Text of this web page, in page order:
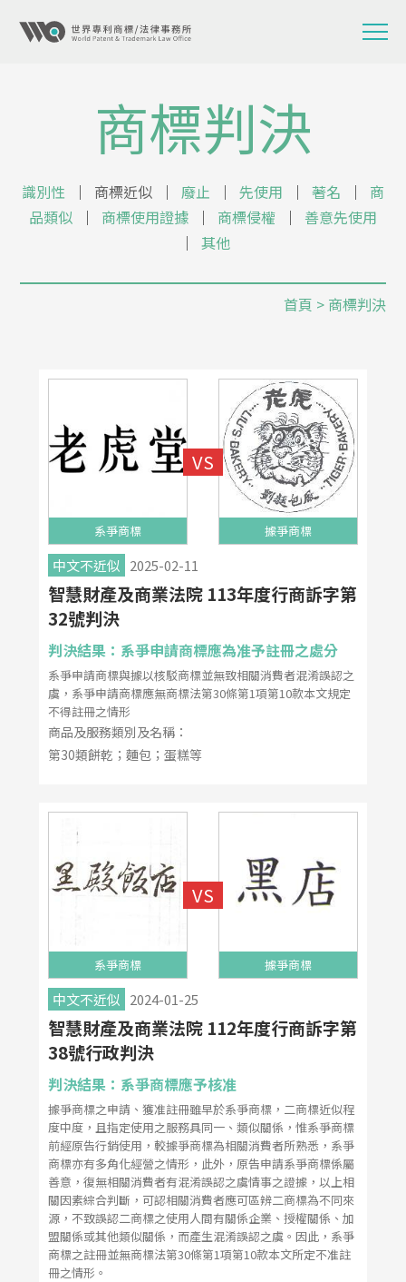
商標判決
識別性 │ 商標近似 │ 廢止 │ 先使用 │ 著名 │ 商
品類似 │ 商標使用證據 │ 商標侵權 │ 善意先使用
│ 其他
首頁 > 商標判決
系爭商標 據爭商標
中文不近似 2025-02-11
智慧財產及商業法院 113年度行商訴字第
32號判決
判決結果：系爭申請商標應為准予註冊之處分
系爭申請商標與據以核駁商標並無致相關消費者混淆誤認之
虞，系爭申請商標應無商標法第30條第1項第10款本文規定
不得註冊之情形
商品及服務類別及名稱：
第30類餅乾；麵包；蛋糕等
系爭商標 據爭商標
中文不近似 2024-01-25
智慧財產及商業法院 112年度行商訴字第
38號行政判決
判決結果：系爭商標應予核准
據爭商標之申請、獲准註冊雖早於系爭商標，二商標近似程
度中度，且指定使用之服務具同一、類似關係，惟系爭商標
前經原告行銷使用，較據爭商標為相關消費者所熟悉，系爭
商標亦有多角化經營之情形，此外，原告申請系爭商標係屬
善意，復無相關消費者有混淆誤認之虞情事之證據，以上相
關因素綜合判斷，可認相關消費者應可區辨二商標為不同來
源，不致誤認二商標之使用人間有關係企業、授權關係、加
盟關係或其他類似關係，而產生混淆誤認之虞。因此，系爭
商標之註冊並無商標法第30條第1項第10款本文所定不准註
冊之情形。